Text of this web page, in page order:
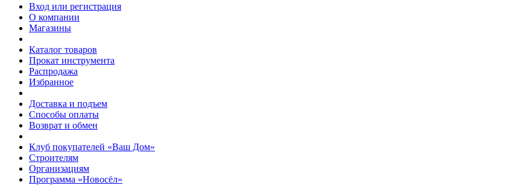
Вход или регистрация
О компании
Магазины
Каталог товаров
Прокат инструмента
Распродажа
Избранное
Доставка и подъем
Способы оплаты
Возврат и обмен
Клуб покупателей «Ваш Дом»
Строителям
Организациям
Программа «Новосёл»